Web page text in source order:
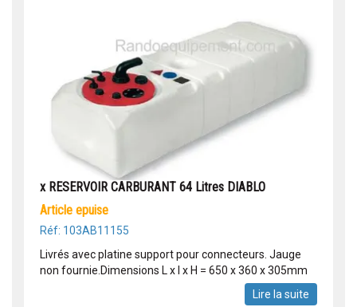
x RESERVOIR CARBURANT 64 Litres DIABLO
article epuise
Réf: 103AB11155
Livrés avec platine support pour connecteurs. Jauge
non fournie.Dimensions L x l x H = 650 x 360 x 305mm
Lire la suite